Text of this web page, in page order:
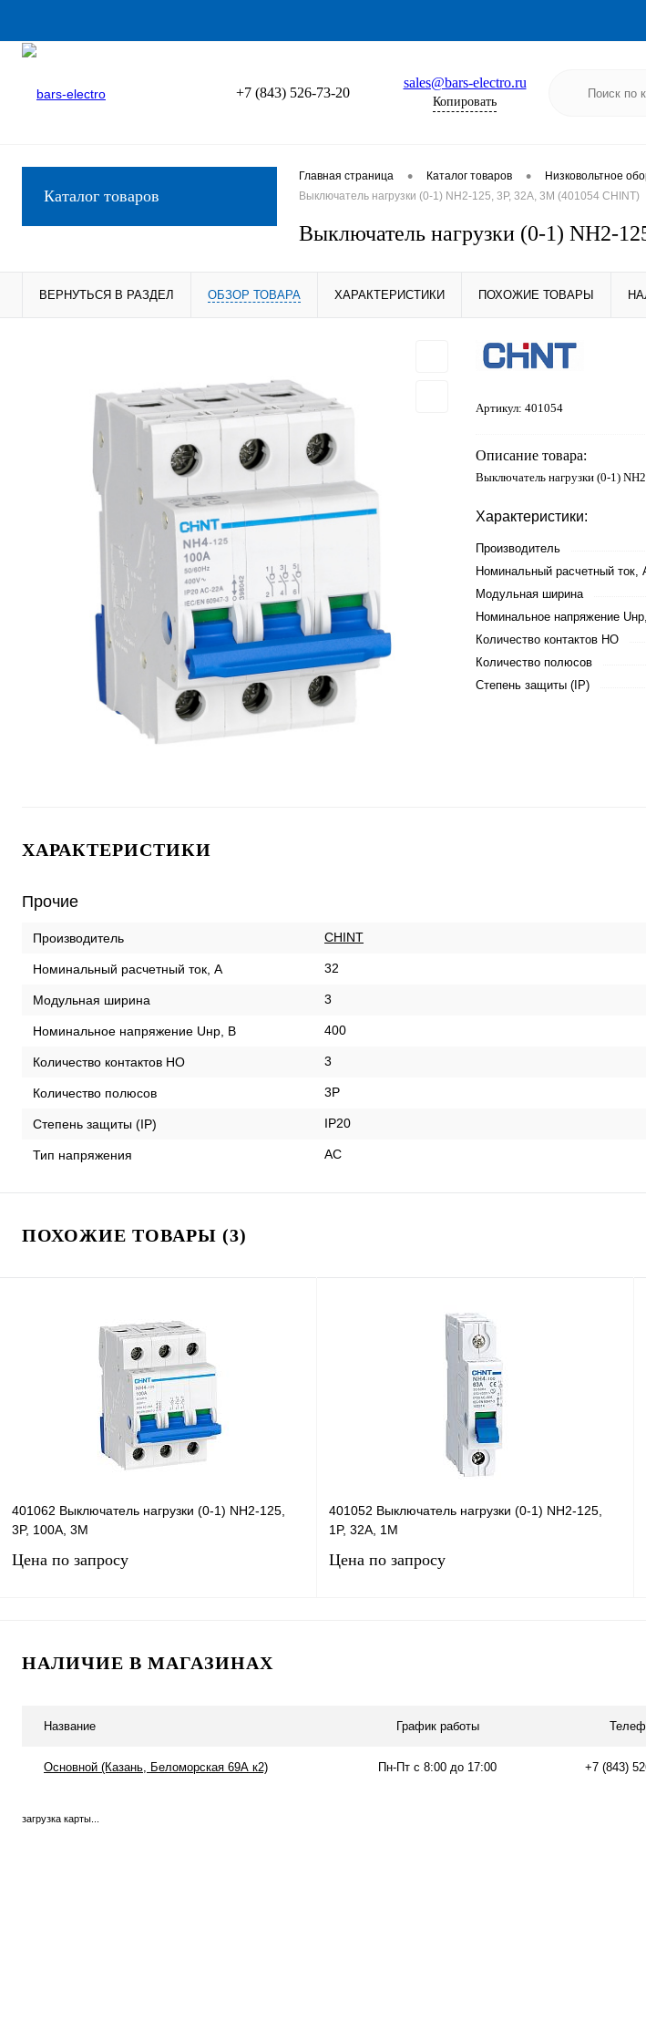
+7 (843) 526-73-20
sales@bars-electro.ru
Копировать
Каталог товаров
Главная страница • Каталог товаров • Низковольтное
Выключатель нагрузки (0-1) NH2-125, 3P, 32А, 3М (401054 CHINT)
Выключатель нагрузки (0-1) NH2-
ВЕРНУТЬСЯ В РАЗДЕЛ ОБЗОР ТОВАРА ХАРАКТЕРИСТИКИ ПОХОЖИЕ ТОВАРЫ
Артикул: 401054
Описание товара:
Выключатель нагрузки (0-1)
Характеристики:
Производитель
Номинальный расчетный ток,
Модульная ширина
Номинальное напряжение
Количество контактов НО
Количество полюсов
Степень защиты (IP)
ХАРАКТЕРИСТИКИ
Прочие
Производитель CHINT
Номинальный расчетный ток, А 32
Модульная ширина 3
Номинальное напряжение Uнр, В 400
Количество контактов НО 3
Количество полюсов 3P
Степень защиты (IP) IP20
Тип напряжения AC
ПОХОЖИЕ ТОВАРЫ (3)
401062 Выключатель нагрузки (0-1) NH2-125,
3P, 100А, 3М
Цена по запросу
401052 Выключатель нагрузки (0-1) NH2-125,
1P, 32А, 1М
Цена по запросу
НАЛИЧИЕ В МАГАЗИНАХ
Название График работы
Основной (Казань, Беломорская 69А к2) Пн-Пт с 8:00 до 17:00 +7 (843)
загрузка карты...